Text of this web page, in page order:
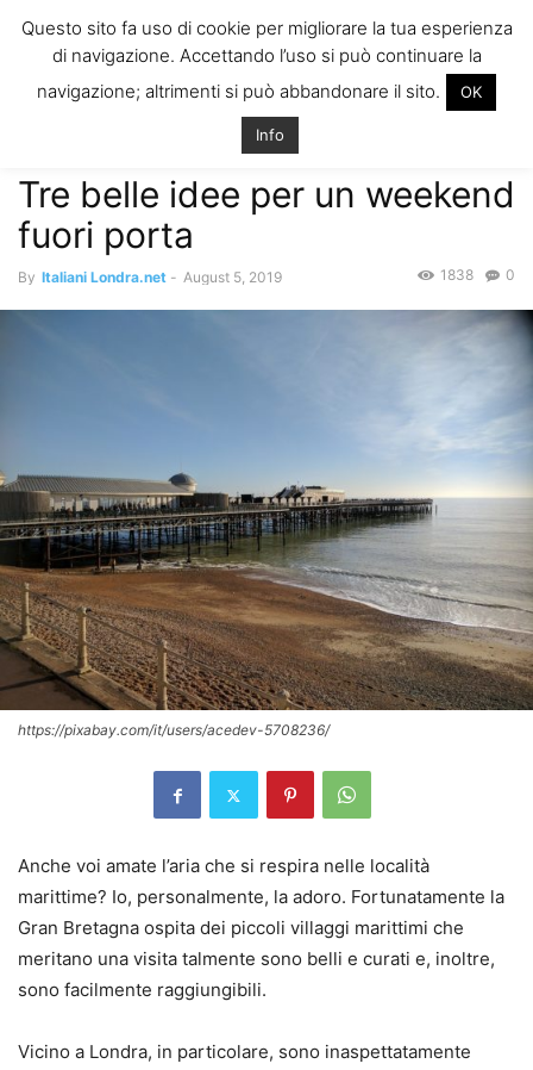
ITALIANI A
LONDRA
Il blog degli Italiani nella rebel city
Home Eventi, Svago and More
Tre belle idee per un weekend fuori
Tre belle idee per un weekend
fuori porta
By Italiani Londra.net - August 5, 2019 0
1838
https://pixabay.com/it/users/acedev-5708236/
Anche voi amate l’aria che si respira nelle località
marittime? Io, personalmente, la adoro. Fortunatamente la
Gran Bretagna ospita dei piccoli villaggi marittimi che
meritano una visita talmente sono belli e curati e, inoltre,
sono facilmente raggiungibili.
Vicino a Londra, in particolare, sono inaspettatamente
Questo sito fa uso di cookie per migliorare la tua esperienza
di navigazione. Accettando l’uso si può continuare la
navigazione; altrimenti si può abbandonare il sito.
OK
Info